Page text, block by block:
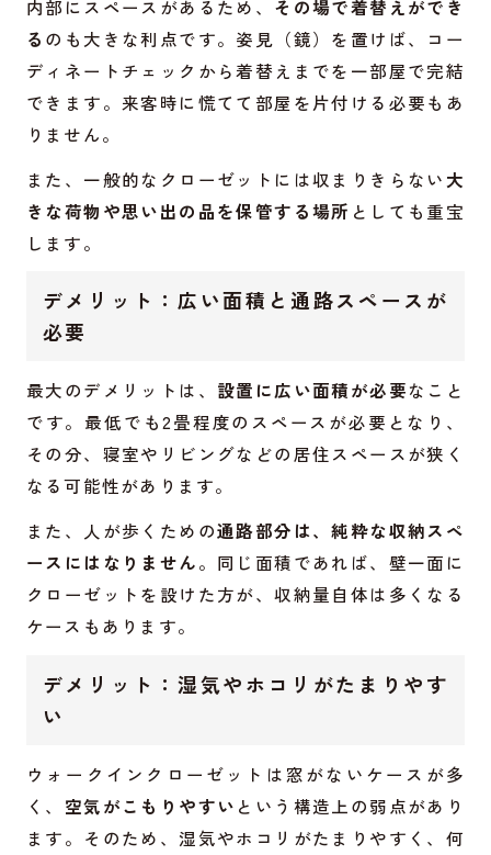
内部にスペースがあるため、 その場で着替えができ
る のも大きな利点です。姿見（鏡）を置けば、コー
ディネートチェックから着替えまでを一部屋で完結
できます。来客時に慌てて部屋を片付ける必要もあ
りません。
また、一般的なクローゼットには収まりきらない 大
きな荷物や思い出の品を保管する場所 としても重宝
します。
デメリット：広い面積と通路スペースが
必要
最大のデメリットは、 設置に広い面積が必要なこと
です。最低でも2畳程度のスペースが必要となり、
その分、寝室やリビングなどの居住スペースが狭く
なる可能性があります。
また、人が歩くための通路部分は、純粋な収納スペ
ースにはなりません。同じ面積であれば、壁一面に
クローゼットを設けた方が、収納量自体は多くなる
ケースもあります。
デメリット：湿気やホコリがたまりやす
い
ウォークインクローゼットは窓がないケースが多
く、 空気がこもりやすい という構造上の弱点があり
ます。そのため、湿気やホコリがたまりやすく、何